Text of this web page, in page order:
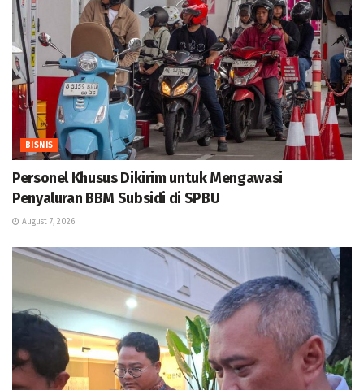
BISNIS
Personel Khusus Dikirim untuk Mengawasi
Penyaluran BBM Subsidi di SPBU
August 7, 2026